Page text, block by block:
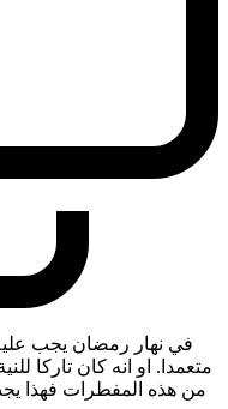
في نهار رمضان يجب
متعمدا. او انه كان تاركا
من هذه المفطرات فهذا